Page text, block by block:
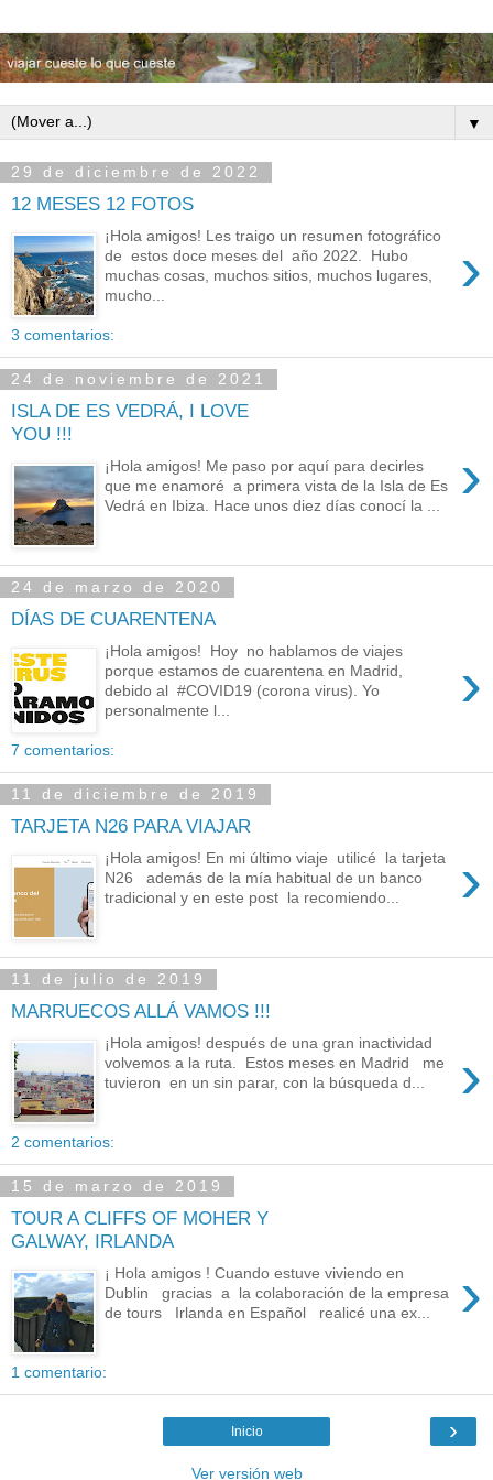
▼
29 de diciembre de 2022
12 MESES 12 FOTOS
›
¡Hola amigos! Les traigo un resumen fotográfico
de estos doce meses del año 2022. Hubo
muchas cosas, muchos sitios, muchos lugares,
mucho...
3 comentarios:
24 de noviembre de 2021
ISLA DE ES VEDRÁ, I LOVE
YOU !!!
›
¡Hola amigos! Me paso por aquí para decirles
que me enamoré a primera vista de la Isla de Es
Vedrá en Ibiza. Hace unos diez días conocí la ...
24 de marzo de 2020
DÍAS DE CUARENTENA
›
¡Hola amigos! Hoy no hablamos de viajes
porque estamos de cuarentena en Madrid,
debido al #COVID19 (corona virus). Yo
personalmente l...
7 comentarios:
11 de diciembre de 2019
TARJETA N26 PARA VIAJAR
›
¡Hola amigos! En mi último viaje utilicé la tarjeta
N26 además de la mía habitual de un banco
tradicional y en este post la recomiendo...
11 de julio de 2019
MARRUECOS ALLÁ VAMOS !!!
›
¡Hola amigos! después de una gran inactividad
volvemos a la ruta. Estos meses en Madrid me
tuvieron en un sin parar, con la búsqueda d...
2 comentarios:
15 de marzo de 2019
TOUR A CLIFFS OF MOHER Y
GALWAY, IRLANDA
›
¡ Hola amigos ! Cuando estuve viviendo en
Dublin gracias a la colaboración de la empresa
de tours Irlanda en Español realicé una ex...
1 comentario:
›
Inicio
Ver versión web